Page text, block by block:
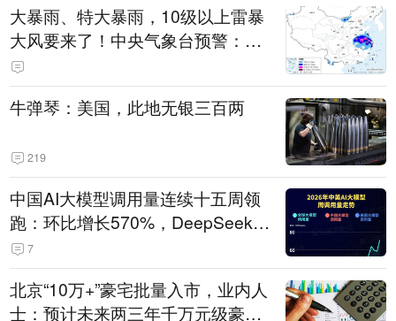
大暴雨、特大暴雨，10级以上雷暴
大风要来了！中央气象台预警：今
天到明天，浙江、安徽有特大暴雨
牛弹琴：美国，此地无银三百两
219
中国AI大模型调用量连续十五周领
跑：环比增长570%，DeepSeek-V
4-Flash正式版登顶！MiniMax M
3、阶跃星辰Step 3.7 Flash跌出榜
单
7
北京“10万+”豪宅批量入市，业内人
士：预计未来两三年千万元级豪宅